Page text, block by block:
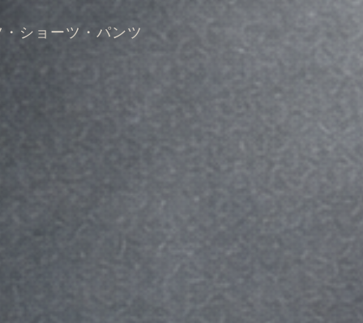
ショーツ・パンツ